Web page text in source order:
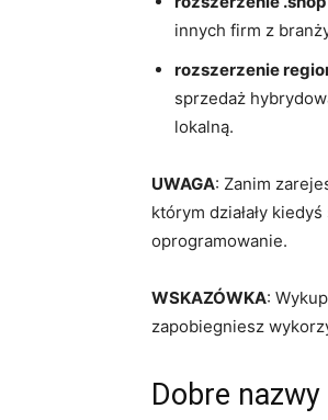
innych firm z
rozszerzenie
sprzedaż
lokalną.
UWAGA: Zanim
którym działały
oprogramowanie.
WSKAZÓWKA: Wykup
zapobiegniesz
Dobre